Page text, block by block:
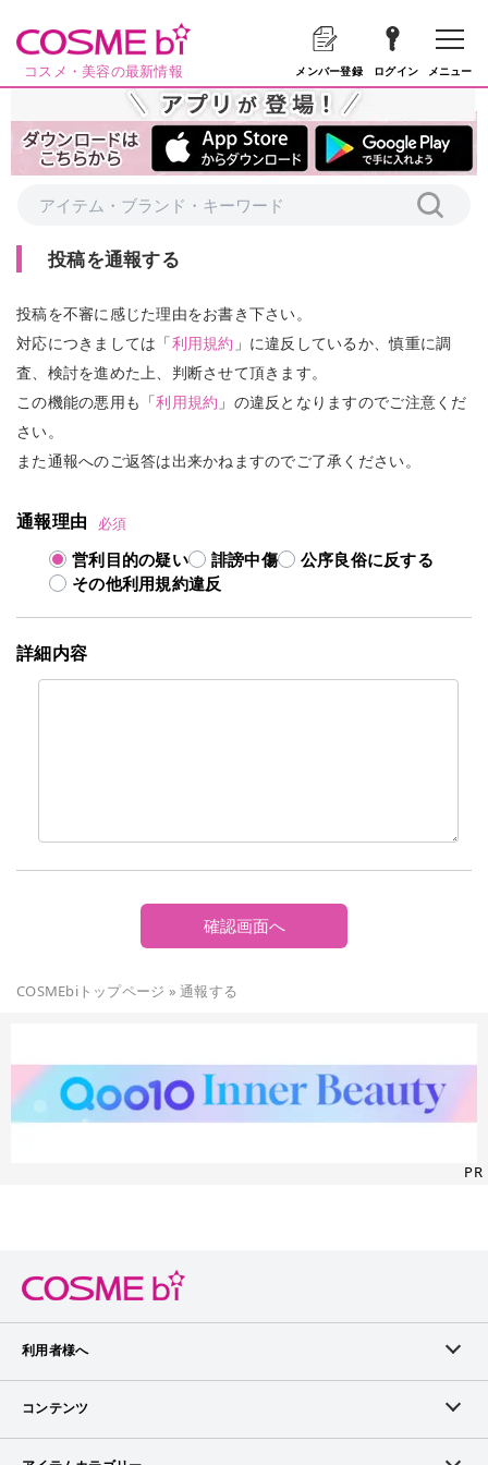
コスメ・美容の最新情報 メンバー登録 ログイン メニュー
投稿を通報する
投稿を不審に感じた理由をお書き下さい。
対応につきましては「利用規約 」に違反しているか、慎重に調
査、検討を進めた上、判断させて頂きます。
この機能の悪用も「利用規約 」の違反となりますのでご注意くだ
さい。
また通報へのご返答は出来かねますのでご了承ください。
通報理由 必須
営利目的の疑い 誹謗中傷
公序良俗に反する
その他利用規約違反
詳細内容
確認画面へ
COSMEbiトップページ »通報する
PR
利用者様へ
メンバーログイン
コンテンツ
ランキング